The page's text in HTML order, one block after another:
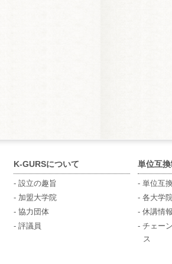
K-GURSについて
- 設立の趣旨
- 加盟大学院
- 協力団体
- 評議員
単位互
- 単位互
- 各大学
- 休講情報
- チェー
ス